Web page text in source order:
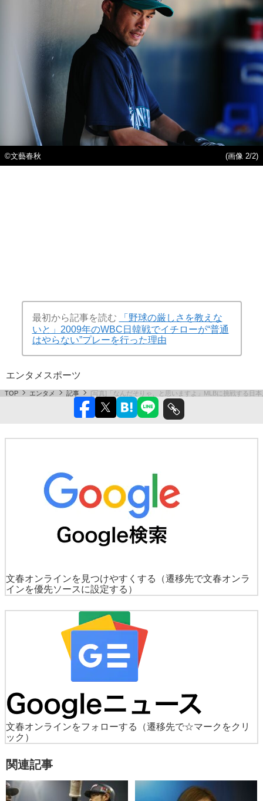
©文藝春秋 (画像 2/2)
最初から記事を読む
「野球の厳しさを教えな
いと」2009年のWBC日韓戦でイチローが“普通
はやらない”プレーを行った理由
エンタメ スポーツ
TOP エンタメ 記事 [写真]「なんだそりゃ、と思いますよ」MLBに挑戦する日
文春オンラインを見つけやすくする
（遷移先で文春オンラ
インを優先ソースに設定する）
文春オンラインをフォローする
（遷移先で☆マークをクリ
ック）
関連記事